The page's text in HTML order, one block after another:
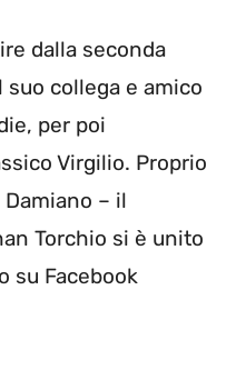
dalla seconda
collega e amico
per poi
Virgilio. Proprio
– il
Torchio si è unito
su Facebook